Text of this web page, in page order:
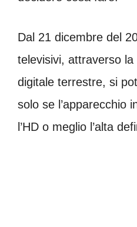
Dal 21 dicembre del
televisivi, attraverso
digitale terrestre, si
solo se l’apparecchio
l’HD o meglio l’alta